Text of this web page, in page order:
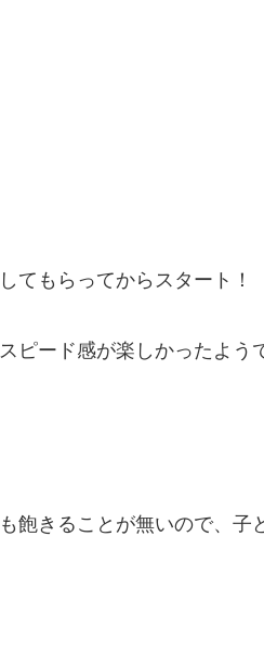
てもらってからスタート！
ピード感が楽しかったよう
飽きることが無いので、子